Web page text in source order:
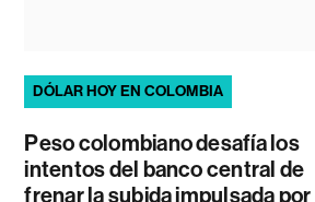
DÓLAR HOY EN COLOMBIA
Peso colombiano desafía los
intentos del banco central de
frenar la subida impulsada por